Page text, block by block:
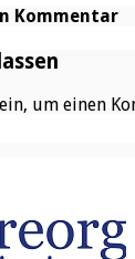
Kommentar
um einen